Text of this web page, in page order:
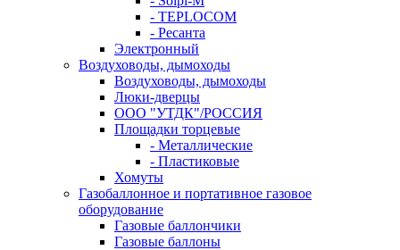
- TEPLOCOM
- Ресанта
Электронный
Воздуховоды, дымоходы
Воздуховоды, дымоходы
Люки-дверцы
ООО "УТДК"/РОССИЯ
Площадки торцевые
- Металлические
- Пластиковые
Хомуты
Газобаллонное и портативное газовое
оборудование
Газовые баллончики
Газовые баллоны